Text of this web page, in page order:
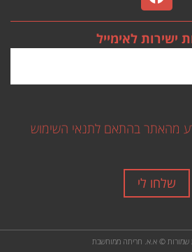
ישירות לאימייל
מהאתר בהתאם לתנאי השימוש
שלחו לי
שמורות © א.א. חריתה ממוחשבת